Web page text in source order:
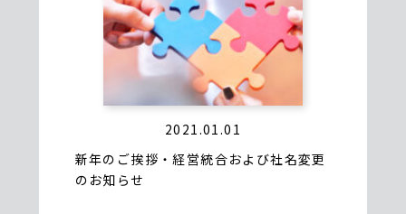
2021.01.01
新年のご挨拶・経営統合および社名変更
のお知らせ